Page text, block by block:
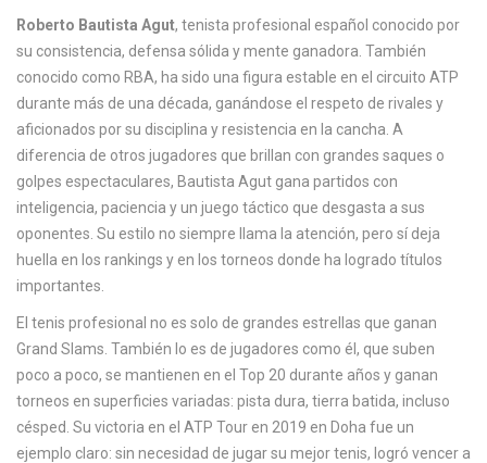
e
a
Roberto Bautista Agut, tenista profesional español conocido por
su consistencia, defensa sólida y mente ganadora . También
conocido como RBA, ha sido una figura estable en el circuito ATP
durante más de una década, ganándose el respeto de rivales y
aficionados por su disciplina y resistencia en la cancha. A
diferencia de otros jugadores que brillan con grandes saques o
golpes espectaculares, Bautista Agut gana partidos con
inteligencia, paciencia y un juego táctico que desgasta a sus
oponentes. Su estilo no siempre llama la atención, pero sí deja
huella en los rankings y en los torneos donde ha logrado títulos
importantes.
El tenis profesional no es solo de grandes estrellas que ganan
Grand Slams. También lo es de jugadores como él, que suben
poco a poco, se mantienen en el Top 20 durante años y ganan
torneos en superficies variadas: pista dura, tierra batida, incluso
césped. Su victoria en el ATP Tour en 2019 en Doha fue un
ejemplo claro: sin necesidad de jugar su mejor tenis, logró vencer a